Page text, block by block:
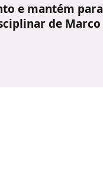
e mantém para
de Marco